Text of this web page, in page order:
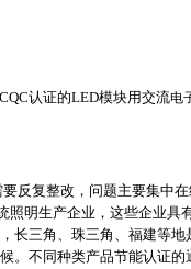
认证的LED模块用交流电
反复整改，问题主要集中
明生产企业，这些企业具
长三角、珠三角、福建等
。不同种类产品节能认证